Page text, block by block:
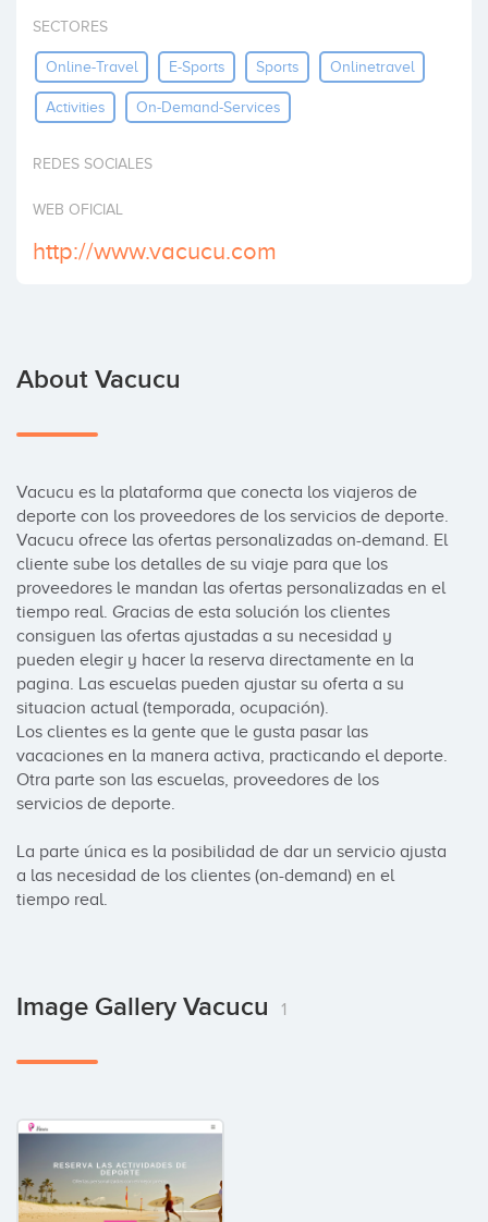
Invest
SECTORES
Online-Travel E-Sports Sports Onlinetravel
Activities On-Demand-Services
REDES SOCIALES
WEB OFICIAL
http://www.vacucu.com
About Vacucu
Vacucu es la plataforma que conecta los viajeros de
deporte con los proveedores de los servicios de deporte.
Vacucu ofrece las ofertas personalizadas on-demand. El
cliente sube los detalles de su viaje para que los
proveedores le mandan las ofertas personalizadas en el
tiempo real. Gracias de esta solución los clientes
consiguen las ofertas ajustadas a su necesidad y
pueden elegir y hacer la reserva directamente en la
pagina. Las escuelas pueden ajustar su oferta a su
situacion actual (temporada, ocupación).
Los clientes es la gente que le gusta pasar las
vacaciones en la manera activa, practicando el deporte.
Otra parte son las escuelas, proveedores de los
servicios de deporte.
La parte única es la posibilidad de dar un servicio ajusta
a las necesidad de los clientes (on-demand) en el
tiempo real.
Image Gallery Vacucu 1